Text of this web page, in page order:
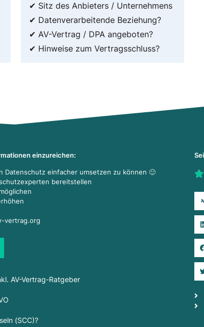
✔ Sitz des Anbieters / Unternehmens
✔ Datenverarbeitende Beziehung?
✔ AV-Vertrag / DPA angeboten?
✔ Hinweise zum Vertragsschluss?
einzureichen:
Datenschutz einfacher umsetzen zu können 🙂
bereitstellen
vertrag.org
AV-Vertrag-Ratgeber
(SCC)?